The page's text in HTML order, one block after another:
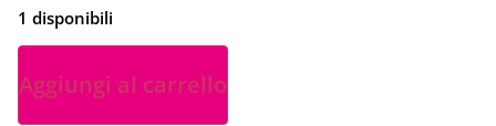
1 disponibili
Aggiungi al carrello